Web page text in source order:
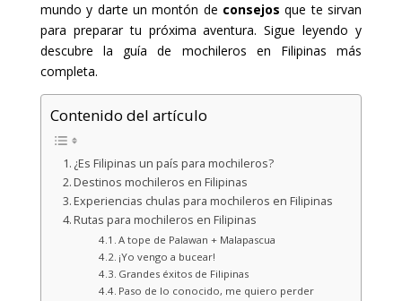
mundo y darte un montón de consejos que te sirvan
para preparar tu próxima aventura. Sigue leyendo y
descubre la guía de mochileros en Filipinas más
completa.
Contenido del artículo
¿Es Filipinas un país para mochileros?
Destinos mochileros en Filipinas
Experiencias chulas para mochileros en Filipinas
Rutas para mochileros en Filipinas
A tope de Palawan + Malapascua
¡Yo vengo a bucear!
Grandes éxitos de Filipinas
Paso de lo conocido, me quiero perder